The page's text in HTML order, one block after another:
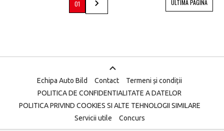
01 ULTIMA PAGINĂ
Echipa Auto Bild Contact
Termeni și condiții
POLITICA DE CONFIDENTIALITATE A DATELOR
POLITICA PRIVIND COOKIES SI ALTE TEHNOLOGII SIMILARE
Servicii utile
Concurs